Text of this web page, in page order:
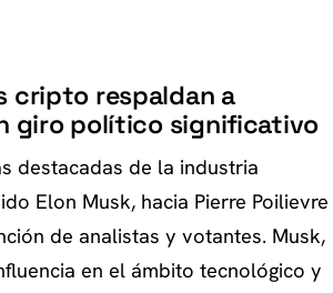
cripto respaldan a
giro político significativo
destacadas de la industria
Elon Musk, hacia Pierre Poilievre
de analistas y votantes. Musk,
en el ámbito tecnológico y